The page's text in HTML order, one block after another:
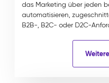
das Marketing über jeden
automatisieren,
B2B-, B2C- oder D2C-